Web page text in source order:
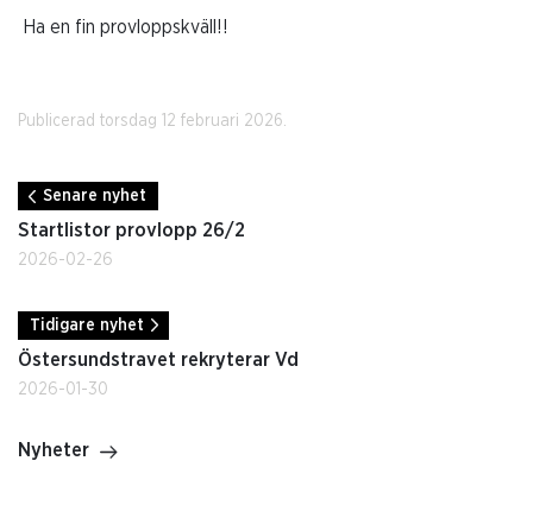
Ha en fin provloppskväll!!
Publicerad torsdag 12 februari 2026.
Senare nyhet
Startlistor provlopp 26/2
2026-02-26
Tidigare nyhet
Östersundstravet rekryterar Vd
2026-01-30
Nyheter